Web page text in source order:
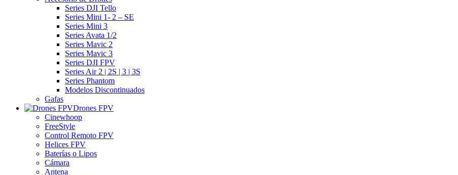
Series DJI Tello
Series Mini 1- 2 – SE
Series Mini 3
Series Avata 1/2
Series Mavic 2
Series Mavic 3
Series DJI FPV
Series Air 2 | 2S | 3 | 3S
Series Phantom
Modelos Discontinuados
Gafas
Drones FPV
Cinewhoop
FreeStyle
Control Remoto FPV
Helices FPV
Baterías o Lipos
Cámara
Antena